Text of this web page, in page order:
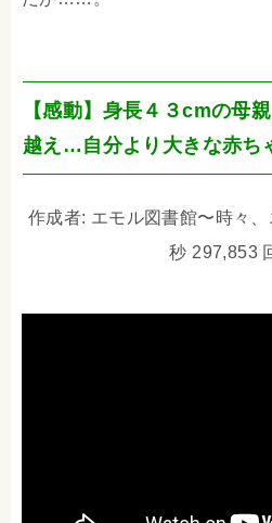
【感動】身長４３cmの母
越え…自分より大きな赤ち
作成者: エモル図書館〜時々
秒 297,853